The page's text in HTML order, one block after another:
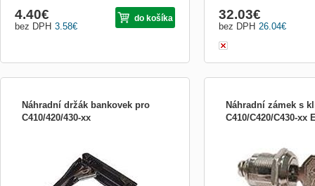
3.58€
bez DPH
4.40€ do košíka
26.04€
bez DPH
32.03€
Náhradní držák bankovek pro
C410/420/430-xx
Náhradní zámek s
C410/C420/C430-xx
C410/C420/C430-xx